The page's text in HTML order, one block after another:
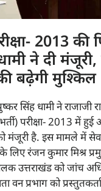
2013 की
ने दी
बढ़ेगी मुश्किल
सिंह धामी ने राजाजी
परीक्षा- 2013 में
मंजूरी है. इस मामले में
लिए रंजन कुमार मिश्र
उत्तराखंड को जांच
वन प्रभाग को